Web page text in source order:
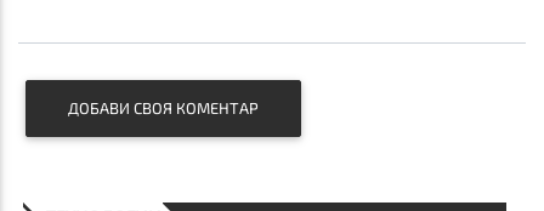
ДОБАВИ СВОЯ КОМЕНТАР